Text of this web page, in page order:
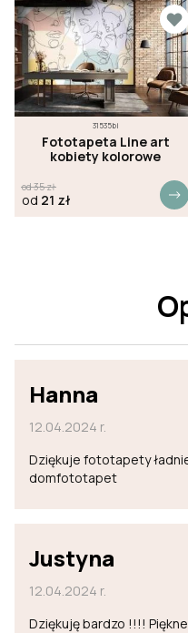
31535bi
Fototapeta Line art
kobiety kolorowe
od35zł
od 21 zł
Hanna
12.04.2024 r.
Dziękuje fototapety
domfototapet
Justyna
12.04.2024 r.
Dziękuję bardzo !!!!